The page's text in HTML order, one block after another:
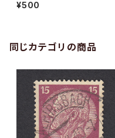
35
¥500
同じカテゴリの商品